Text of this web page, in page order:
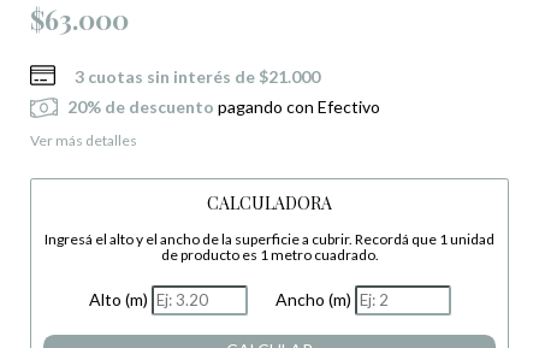
$63.000
3 cuotas sin interés de $21.000
20% de descuento pagando con Efectivo
Ver más detalles
CALCULADORA
Ingresá el alto y el ancho de la superficie a cubrir. Recordá que 1 unidad
de producto es 1 metro cuadrado.
Alto (m) Ancho (m)